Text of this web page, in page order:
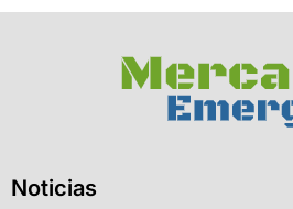
Noticias